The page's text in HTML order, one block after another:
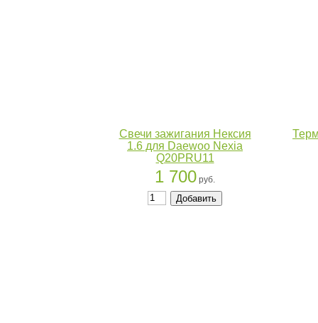
Свечи зажигания Нексия
1.6 для Daewoo Nexia
Q20PRU11
1 700 руб.